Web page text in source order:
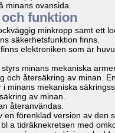
minans ovansida.
funktion
minkropp samt ett
säkerhetsfunktion finns.
elektroniken som är
minans mekaniska
och återsäkring av minan. En
minans mekaniska
av minan.
återanvändas.
en förenklad version av den
a tidräknekretsen med